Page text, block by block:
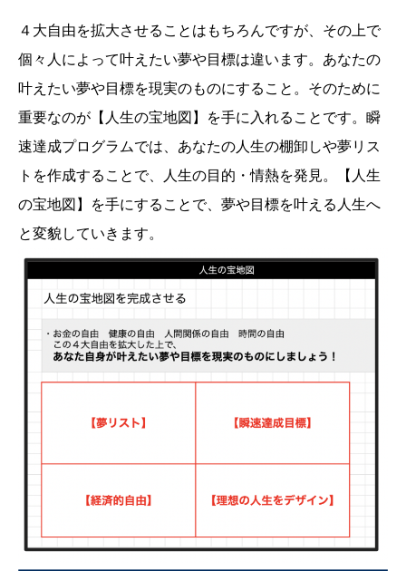
４大自由を拡大させることはもちろんですが、その上で
個々人によって叶えたい夢や目標は違います。あなたの
叶えたい夢や目標を現実のものにすること。そのために
重要なのが【人生の宝地図】を手に入れることです。瞬
速達成プログラムでは、あなたの人生の棚卸しや夢リス
トを作成することで、人生の目的・情熱を発見。【人生
の宝地図】を手にすることで、夢や目標を叶える人生へ
と変貌していきます。